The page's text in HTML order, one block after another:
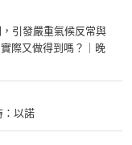
引發嚴重氣候反常與
際又做得到嗎？｜晚
：以諾